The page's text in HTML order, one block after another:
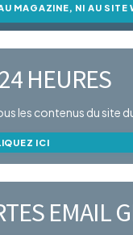
MAGAZINE, NI AU SITE
HEURES
les contenus du site
ICI
EMAIL